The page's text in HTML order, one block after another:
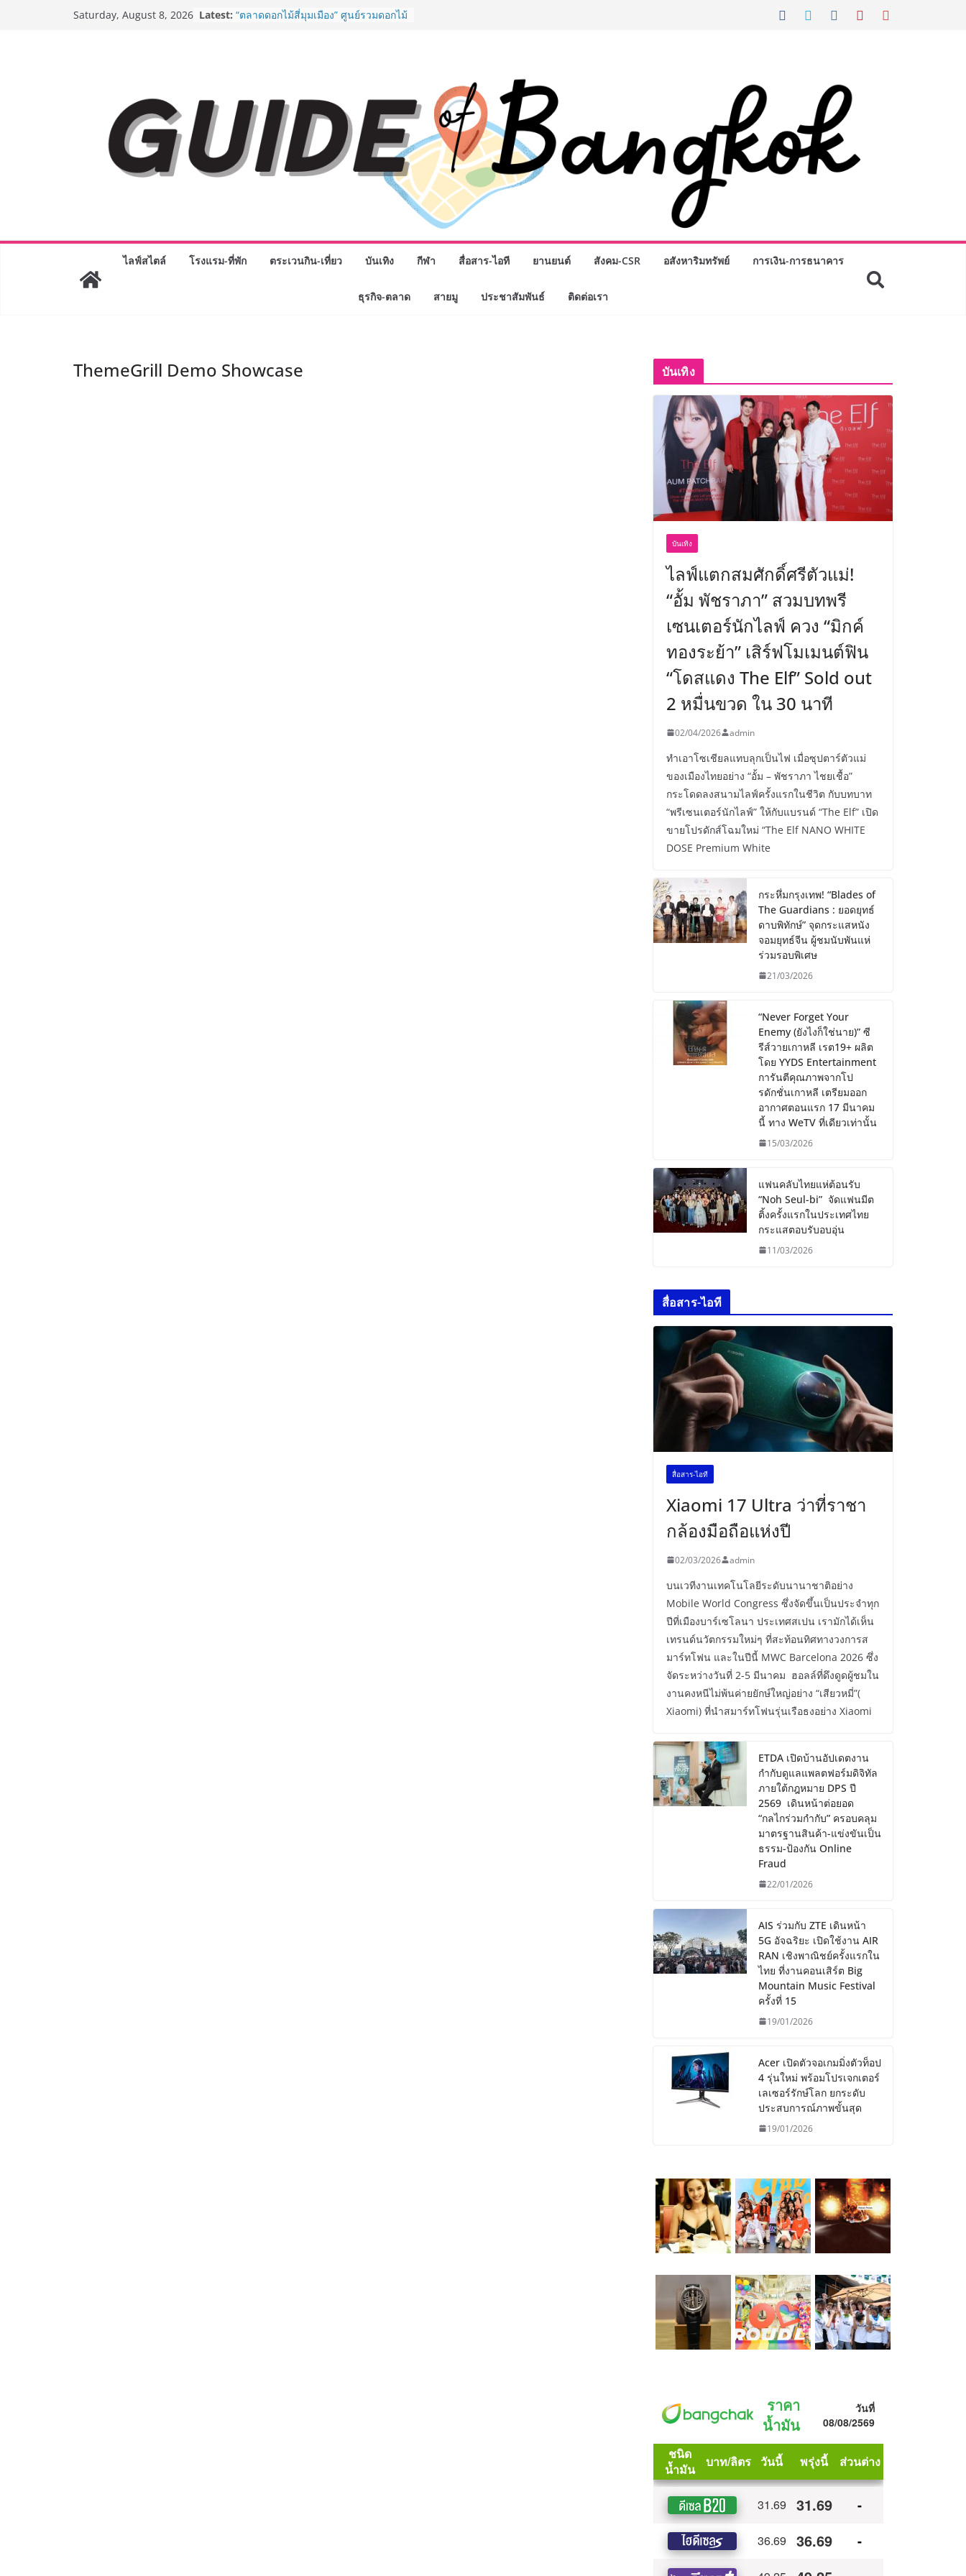
Saturday, August 8, 2026 Latest:
BEDO เดินหน้าจัดกิจกรรมเจรจาธุรกิจ
“BIO TRADE CONNECT 2026” ยก
และของขวัญต้อนรับวันแม่ เปิดให้
บริการทุกวันตลอด 24 ชั่วโมง
Guangzhou Yinghao School เผยวิสัย
ทัศน์การศึกษาที่พร้อมรับอนาคต “เราไม่
ได้เตรียมนักเรียนเพียงเพื่อก้าวเข้าสู่
มหาวิทยาลัยเท่านั้น แต่ยังเตรียมพวก
“ดร.ปิยะวัฒน์” ถ่ายทอดวิสัยทัศน์ธุรกิจ
พร้อมฟรีคอนเสิร์ต “โชค รถแห่” ยกวง
AirAsia X SEE FAH พันธมิตรทางธุรกิจ
อร่อย ยกเมนูระดับตำนาน “ข้าวหน้าไก่
ไลฟ์สไตล์ โรงแรม-ที่พัก ตระเวนกิน-เที่ยว บันเทิง กีฬา สื่อสาร-ไอที ยานยนต์ สังคม-CSR อสังหาริมทรัพย์ การเงิน-การธนาคาร
ธุรกิจ-ตลาด สายมู ประชาสัมพันธ์ ติดต่อเรา
ThemeGrill Demo Showcase บันเทิง
บันเทิง
ไลฟ์แตกสมศักดิ์ศรีตัวแม่!
“อั้ม พัชราภา” สวมบทพรี
เซนเตอร์นักไลฟ์ ควง “มิกค์
ทองระย้า” เสิร์ฟโมเมนต์ฟิน
“โดสแดง The Elf” Sold out
2 หมื่นขวด ใน 30 นาที
02/04/2026 admin
ทำเอาโซเชียลแทบลุกเป็นไฟ เมื่อซุปตาร์ตัวแม่
ของเมืองไทยอย่าง “อั้ม – พัชราภา ไชยเชื้อ”
กระโดดลงสนามไลฟ์ครั้งแรกในชีวิต กับบทบาท
“พรีเซนเตอร์นักไลฟ์” ให้กับแบรนด์ “The Elf” เปิด
ขายโปรดักส์โฉมใหม่ “The Elf NANO WHITE
DOSE Premium White
กระหึ่มกรุงเทพ! “Blades of
The Guardians : ยอดยุทธ์
ดาบพิทักษ์” จุดกระแสหนัง
จอมยุทธ์จีน ผู้ชมนับพันแห่
ร่วมรอบพิเศษ
21/03/2026
“Never Forget Your
Enemy (ยังไงก็ใช่นาย)” ซี
รีส์วายเกาหลี เรต19+ ผลิต
โดย YYDS Entertainment
การันตีคุณภาพจากโป
รดักชั่นเกาหลี เตรียมออก
อากาศตอนแรก 17 มีนาคม
นี้ ทาง WeTV ที่เดียวเท่านั้น
15/03/2026
แฟนคลับไทยแห่ต้อนรับ
“Noh Seul-bi” จัดแฟนมีต
ติ้งครั้งแรกในประเทศไทย
กระแสตอบรับอบอุ่น
11/03/2026
สื่อสาร-ไอที
สื่อสาร-ไอที
Xiaomi 17 Ultra ว่าที่ราชา
กล้องมือถือแห่งปี
02/03/2026 admin
บนเวทีงานเทคโนโลยีระดับนานาชาติอย่าง
Mobile World Congress ซึ่งจัดขึ้นเป็นประจำทุก
ปีที่เมืองบาร์เซโลนา ประเทศสเปน เรามักได้เห็น
เทรนด์นวัตกรรมใหม่ๆ ที่สะท้อนทิศทางวงการส
มาร์ทโฟน และในปีนี้ MWC Barcelona 2026 ซึ่ง
จัดระหว่างวันที่ 2-5 มีนาคม ฮอลล์ที่ดึงดูดผู้ชมใน
งานคงหนีไม่พ้นค่ายยักษ์ใหญ่อย่าง “เสียวหมี่”(
Xiaomi) ที่นำสมาร์ทโฟนรุ่นเรือธงอย่าง Xiaomi
ETDA เปิดบ้านอัปเดตงาน
กำกับดูแลแพลตฟอร์มดิจิทัล
ภายใต้กฎหมาย DPS ปี
2569 เดินหน้าต่อยอด
“กลไกร่วมกำกับ” ครอบคลุม
มาตรฐานสินค้า-แข่งขันเป็น
ธรรม-ป้องกัน Online
Fraud
22/01/2026
AIS ร่วมกับ ZTE เดินหน้า
5G อัจฉริยะ เปิดใช้งาน AIR
RAN เชิงพาณิชย์ครั้งแรกใน
ไทย ที่งานคอนเสิร์ต Big
Mountain Music Festival
ครั้งที่ 15
19/01/2026
Acer เปิดตัวจอเกมมิ่งตัวท็อป
4 รุ่นใหม่ พร้อมโปรเจกเตอร์
เลเซอร์รักษ์โลก ยกระดับ
ประสบการณ์ภาพขั้นสุด
19/01/2026